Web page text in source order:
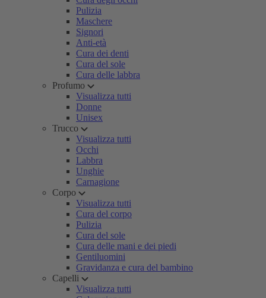
Pulizia
Maschere
Signori
Anti-età
Cura dei denti
Cura del sole
Cura delle labbra
Profumo
Visualizza tutti
Donne
Unisex
Trucco
Visualizza tutti
Occhi
Labbra
Unghie
Carnagione
Corpo
Visualizza tutti
Cura del corpo
Pulizia
Cura del sole
Cura delle mani e dei piedi
Gentiluomini
Gravidanza e cura del bambino
Capelli
Visualizza tutti